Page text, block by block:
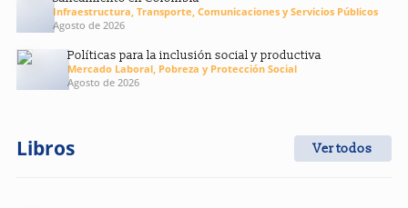
Infraestructura, Transporte, Comunicaciones y Servicios Públicos
Agosto de 2026
Políticas para la inclusión social y productiva
Mercado Laboral, Pobreza y Protección Social
Agosto de 2026
Libros Ver todos